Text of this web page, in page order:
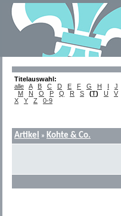
Titelauswahl:
alle
A B C D E F G H I
J
M
N O P Q R S (T) U
V
X
Y Z 0-9
Artikel » Kohte & Co.